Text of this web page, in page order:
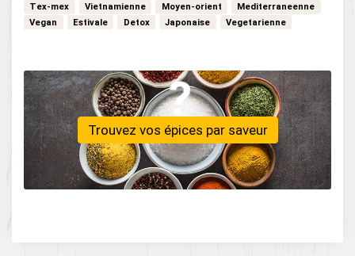
Tex-mex Vietnamienne Moyen-orient
Mediterraneenne
Vegan
Estivale Detox Japonaise
Vegetarienne
Trouvez vos épices par saveur